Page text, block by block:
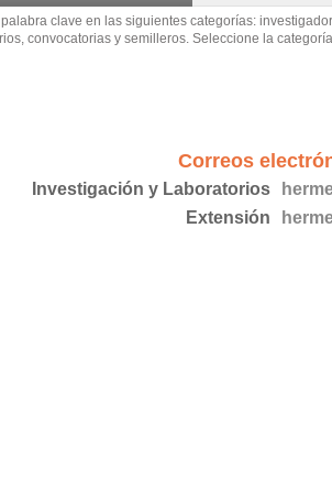
clave en las siguientes categorías:
convocatorias y semilleros. Seleccione la
Correos
Investigación y Laboratorios
Extensión